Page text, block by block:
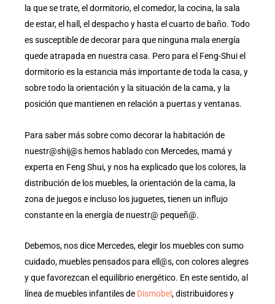
la que se trate, el dormitorio, el comedor, la cocina, la sala
de estar, el hall, el despacho y hasta el cuarto de baño. Todo
es susceptible de decorar para que ninguna mala energía
quede atrapada en nuestra casa. Pero para el Feng-Shui el
dormitorio es la estancia más importante de toda la casa, y
sobre todo la orientación y la situación de la cama, y la
posición que mantienen en relación a puertas y ventanas.
Para saber más sobre como decorar la habitación de
nuestr@shij@s hemos hablado con Mercedes, mamá y
experta en Feng Shui, y nos ha explicado que los colores, la
distribución de los muebles, la orientación de la cama, la
zona de juegos e incluso los juguetes, tienen un influjo
constante en la energía de nuestr@ pequeñ@.
Debemos, nos dice Mercedes, elegir los muebles con sumo
cuidado, muebles pensados para ell@s, con colores alegres
y que favorezcan el equilibrio energético. En este sentido, al
línea de muebles infantiles de Dismobel, distribuidores y